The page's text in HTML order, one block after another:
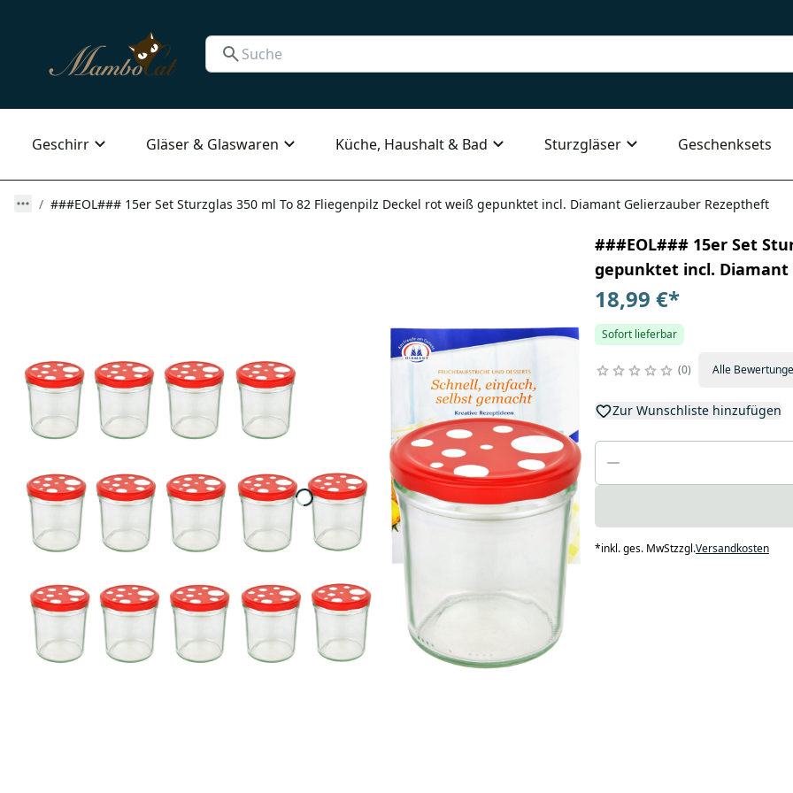
Geschirr Gläser & Glaswaren Küche, Haushalt & Bad Sturzgläser Geschenksets
###EOL### 15er Set Sturzglas 350 ml To 82 Fliegenpilz Deckel rot weiß gepunktet incl. Diamant Gelierzauber Rezeptheft
###EOL### 15er Set
gepunktet incl.
18,99 €*
Sofort lieferbar
0 Alle
Zur Wunschliste hinzufügen
*inkl. ges. MwStzzgl.Versandkosten